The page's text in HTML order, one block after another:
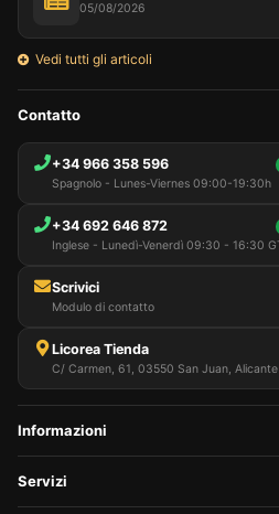
05/08/2026
Vedi tutti gli articoli
Contatto
+34 966 358 596
Spagnolo - Lunes-Viernes 09:00-19:30h
+34 692 646 872
Inglese - Lunedì-Venerdì 09:30 - 16:30
Scrivici
Modulo di contatto
Licorea Tienda
C/ Carmen, 61, 03550 San Juan, Alicante
Informazioni
Servizi